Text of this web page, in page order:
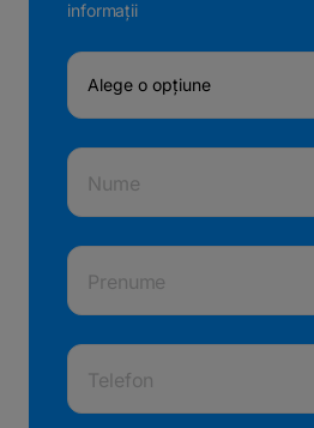
informații
Alege o opțiune
Nume
Prenume
Telefon